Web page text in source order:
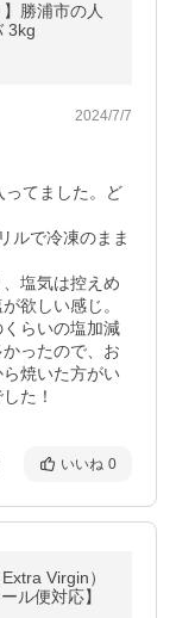
勝浦市の人
3kg
2024/7/7
ってました。ど
ルで冷凍のまま
塩気は控えめ
欲しい感じ。
らいの塩加減
ったので、お
焼いた方がい
た！
いいね 0
Virgin）
ル便対応】